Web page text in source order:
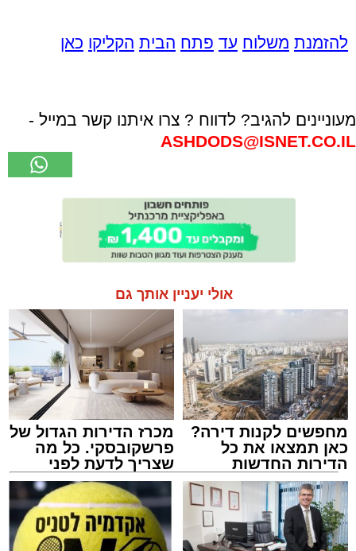
להזמנת משלוח עד פתח הבית הקליקו כאן
מעוניינים להגיב? לדווח ? צרו איתנו קשר במייל -
ASHDODS@ISNET.CO.IL
אולי יעניין אותך גם
מחפשים לקנות דירה?
כאן תמצאו את כל
הדירות החדשות
למכירה באשדוד >>>
מכרז הדירות הגדול של
פרשקובסקי. כל מה
שצריך לדעת לפני
שמגישים הצעה לדירה
באשדוד